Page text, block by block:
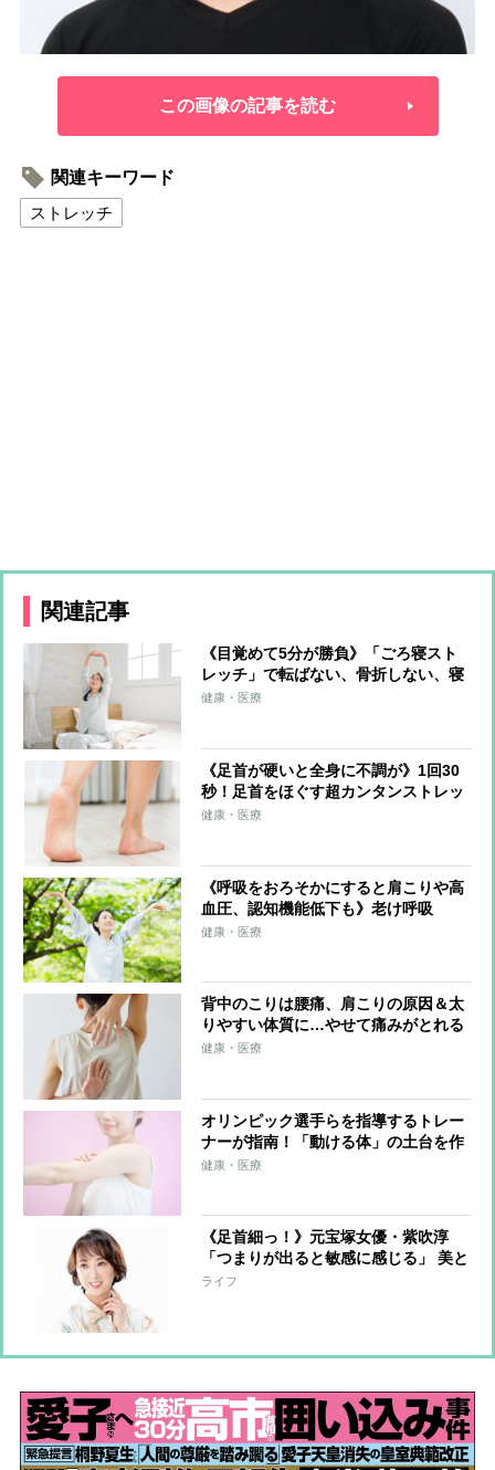
この画像の記事を読む
関連キーワード
ストレッチ
関連記事
《目覚めて5分が勝負》「ごろ寝スト
レッチ」で転ばない、骨折しない、寝
たきりにならない体に
健康・医療
《足首が硬いと全身に不調が》1回30
秒！足首をほぐす超カンタンストレッ
チ 足首を硬くしない習慣も紹介
健康・医療
《呼吸をおろそかにすると肩こりや高
血圧、認知機能低下も》老け呼吸
を“長生き呼吸”に変える「呼吸筋スト
健康・医療
背中のこりは腰痛、肩こりの原因＆太
りやすい体質に…やせて痛みがとれる
「1日3分の背中ストレッチ」を整体師
健康・医療
オリンピック選手らを指導するトレー
ナーが指南！「動ける体」の土台を作
る簡単メソッド「ふるふる」とは？
健康・医療
《足首細っ！》元宝塚女優・紫吹淳
「つまりが出ると敏感に感じる」 美と
健康維持に欠かさない“特別グッズ”を
ライフ